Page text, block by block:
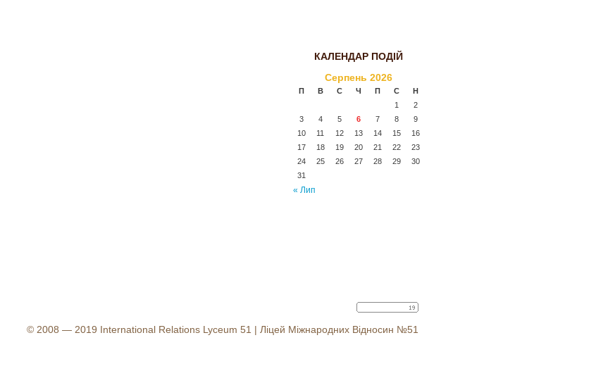
КАЛЕНДАР ПОДІЙ
Серпень 2026
П В С Ч П С Н
« Лип
1
2
3
4 5 6 7 8
9
10
11 12 13 14 15
16
17
18 19 20 21 22
23
24
25 26 27 28 29
30
31
© 2008 — 2019 International Relations Lyceum 51 | Ліцей Міжнародних Відносин №51